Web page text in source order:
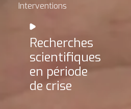
Interventions
Recherches
scientifiques
en période
de crise